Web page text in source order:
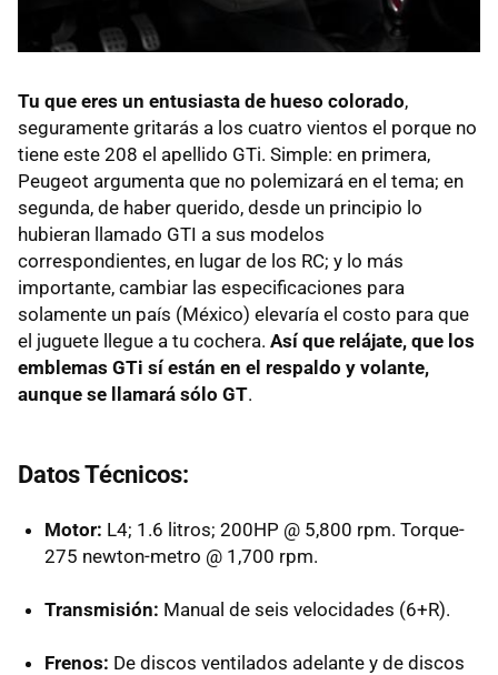
Tu que eres un entusiasta de hueso colorado,
seguramente gritarás a los cuatro vientos el porque no
tiene este 208 el apellido GTi. Simple: en primera,
Peugeot argumenta que no polemizará en el tema; en
segunda, de haber querido, desde un principio lo
hubieran llamado GTI a sus modelos
correspondientes, en lugar de los RC; y lo más
importante, cambiar las especificaciones para
solamente un país (México) elevaría el costo para que
el juguete llegue a tu cochera. Así que relájate, que los
emblemas GTi sí están en el respaldo y volante,
aunque se llamará sólo GT.
Datos Técnicos:
Motor: L4; 1.6 litros; 200HP @ 5,800 rpm. Torque-
275 newton-metro @ 1,700 rpm.
Transmisión: Manual de seis velocidades (6+R).
Frenos: De discos ventilados adelante y de discos